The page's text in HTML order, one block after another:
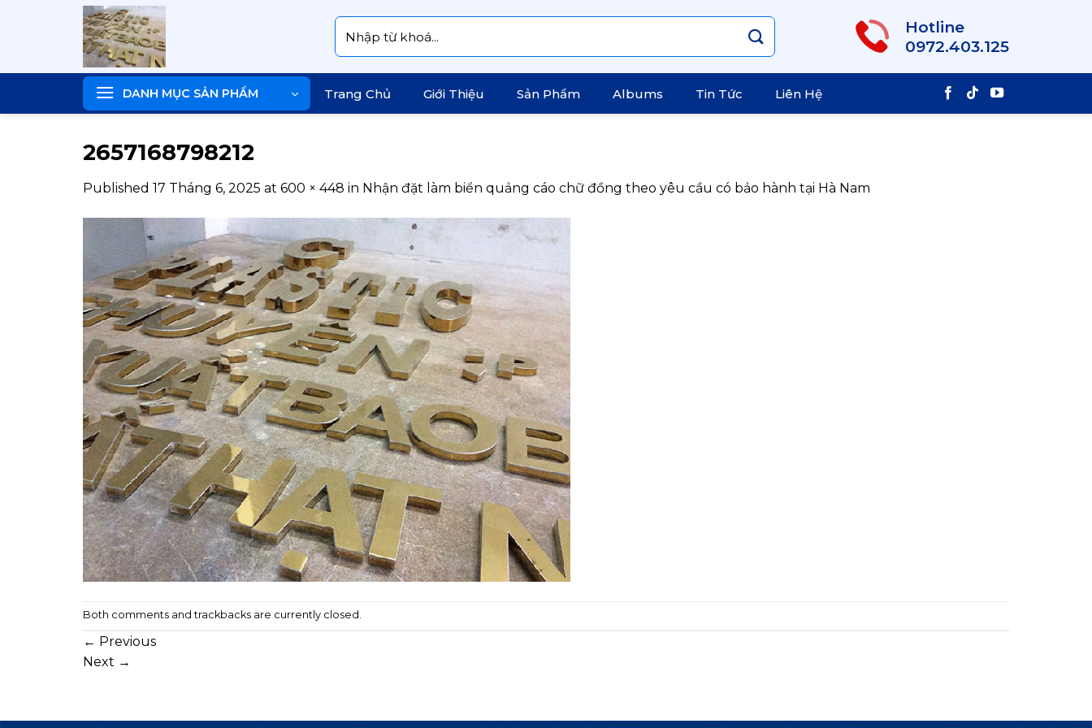
Tìm
kiếm:
Hotline
0972.403.125
DANH MỤC SẢN PHẨM Trang Chủ Giới Thiệu Sản Phẩm Albums Tin Tức Liên Hệ
2657168798212
Published 17 Tháng 6, 2025 at 600 × 448 in Nhận đặt làm biển quảng cáo chữ đồng theo yêu cầu có bảo hành tại Hà Nam
Both comments and trackbacks are currently closed.
← Previous
Next →